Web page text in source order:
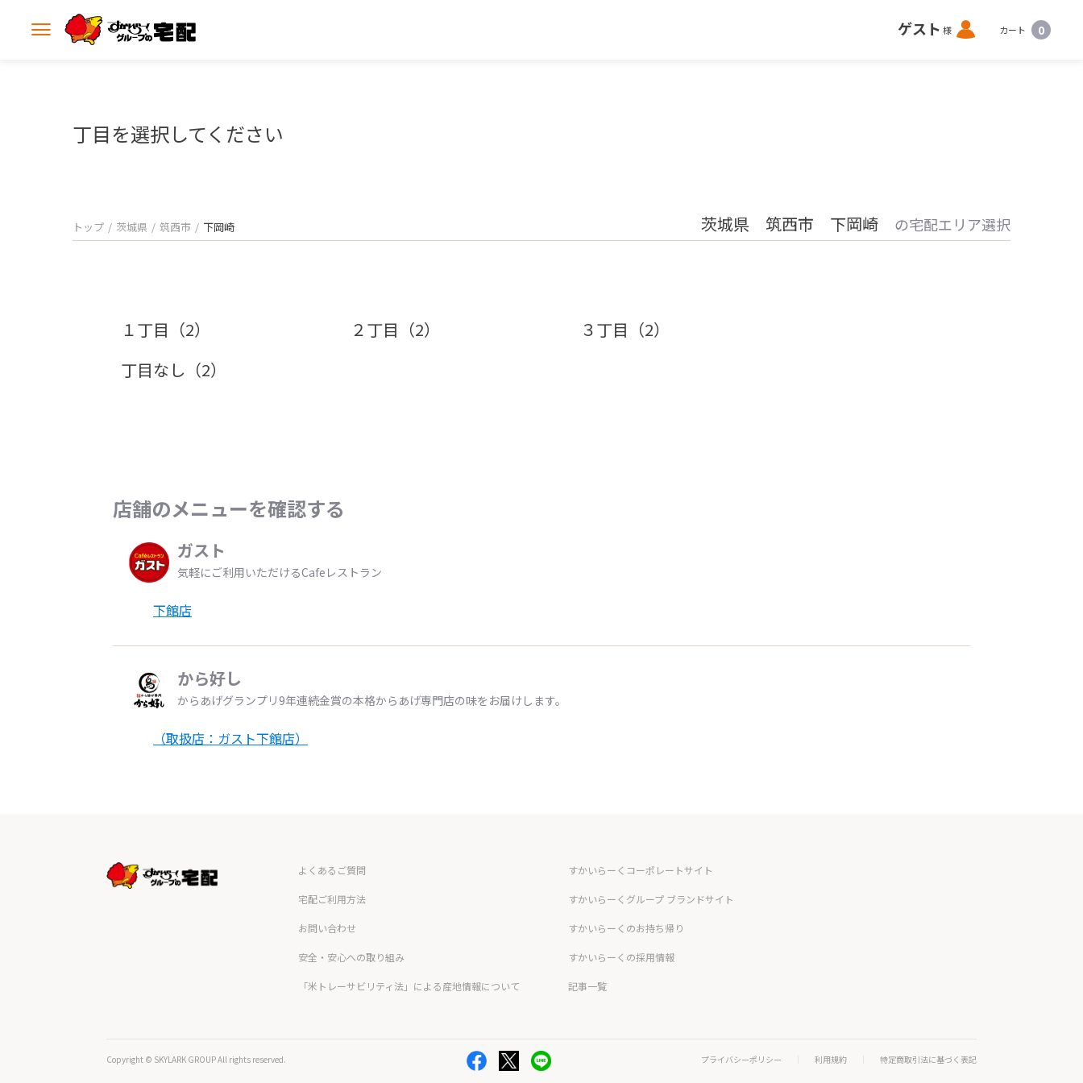
メ
ゲスト 様 ロ
グ
カート 0
丁目を選択してください
トップ 茨城県 筑西市 下岡崎 茨城県 筑西市 下岡崎 の宅配エリア選択
１丁目（2） ２丁目（2）
３丁目（2）
丁目なし（2）
店舗のメニューを確認する
ガスト
気軽にご利用いただけるCafeレストラン
下館店
から好し
からあげグランプリ9年連続金賞の本格からあげ専門店の味をお届けします。
（取扱店：ガスト下館店）
よくあるご質問
宅配ご利用方法
お問い合わせ
安全・安心への取り組み
「米トレーサビリティ法」による産地情報について
すかいらーくコーポレートサイト
すかいらーくグループ ブランドサイト
すかいらーくのお持ち帰り
すかいらーくの採用情報
記事一覧
Copyright © SKYLARK GROUP All rights reserved. プライバシーポリシー 利用規約 特定商取引法に基づく表記